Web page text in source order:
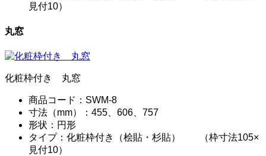
見付10）
丸窓
化粧枠付き 丸窓
商品コード：SWM-8
寸法（mm）：455、606、757
形状：円形
タイプ：化粧枠付き（桧貼・杉貼） （枠寸法105×
見付10）